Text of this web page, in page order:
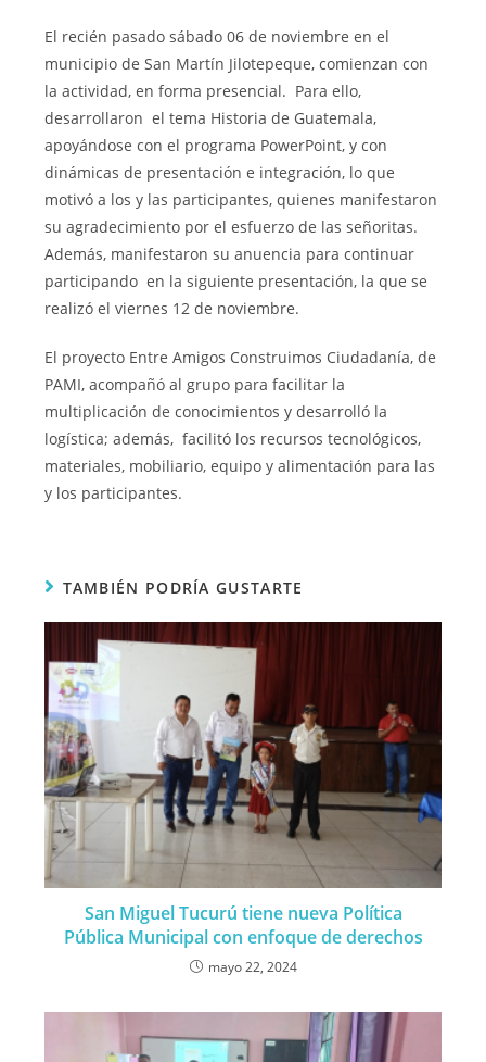
El recién pasado sábado 06 de noviembre en el
municipio de San Martín Jilotepeque, comienzan con
la actividad, en forma presencial. Para ello,
desarrollaron el tema Historia de Guatemala,
apoyándose con el programa PowerPoint, y con
dinámicas de presentación e integración, lo que
motivó a los y las participantes, quienes manifestaron
su agradecimiento por el esfuerzo de las señoritas.
Además, manifestaron su anuencia para continuar
participando en la siguiente presentación, la que se
realizó el viernes 12 de noviembre.
El proyecto Entre Amigos Construimos Ciudadanía, de
PAMI, acompañó al grupo para facilitar la
multiplicación de conocimientos y desarrolló la
logística; además, facilitó los recursos tecnológicos,
materiales, mobiliario, equipo y alimentación para las
y los participantes.
TAMBIÉN PODRÍA GUSTARTE
San Miguel Tucurú tiene nueva Política
Pública Municipal con enfoque de derechos
mayo 22, 2024